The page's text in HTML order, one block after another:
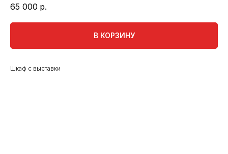
65 000 р.
В КОРЗИНУ
Шкаф с выставки